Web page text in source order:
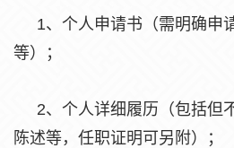
1、个人申请书（需明确申
等）；
2、个人详细履历（包括但
陈述等，任职证明可另附）；